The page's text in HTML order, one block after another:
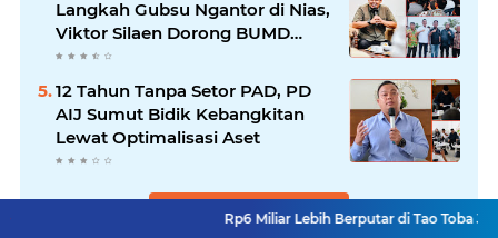
Langkah Gubsu Ngantor di Nias,
Viktor Silaen Dorong BUMD
Kelola Rumput Laut
12 Tahun Tanpa Setor PAD, PD
AIJ Sumut Bidik Kebangkitan
Lewat Optimalisasi Aset
Rp6 Miliar Lebih Berputar di Tao Toba Joujou, Siapa